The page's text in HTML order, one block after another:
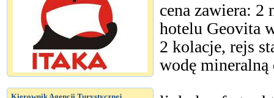
cena zawiera:
hotelu Geovita
2 kolacje, rejs
wodę mineralną